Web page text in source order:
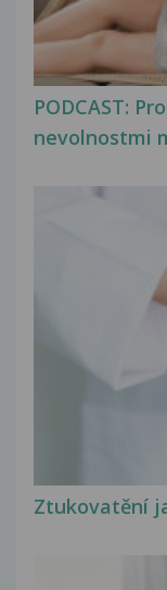
PODCAST:
nevolnostmi
Ztukovatění